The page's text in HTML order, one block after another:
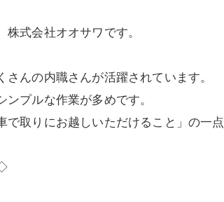
式会社オオサワです。
んの内職さんが活躍されています。
プルな作業が多めです。
取りにお越しいただけること」の一点